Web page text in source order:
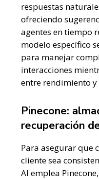
respuestas
ofreciendo
agentes en tiempo
modelo específico
para manejar
interacciones
entre rendimiento y
Pinecone:
recuperación
Para asegurar que
cliente sea
AI emplea